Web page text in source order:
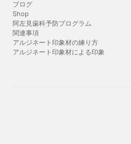
ブログ
Shop
阿左見歯科予防プログラム
関連事項
アルジネート印象材の練り方
アルジネート印象材による印象